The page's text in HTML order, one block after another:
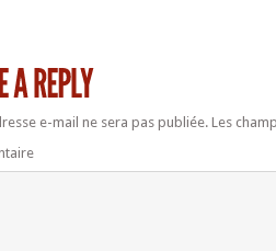
e-mail ne sera pas publiée.Les